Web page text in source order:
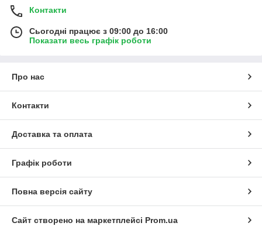
Контакти
Сьогодні працює з 09:00 до 16:00
Показати весь графік роботи
Про нас
Контакти
Доставка та оплата
Графік роботи
Повна версія сайту
Сайт створено на маркетплейсі Prom.ua